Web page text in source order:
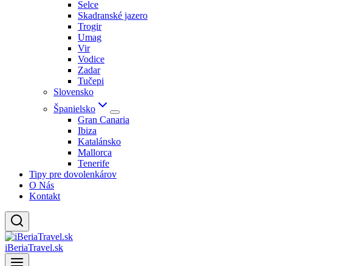
Selce
Skadranské jazero
Trogir
Umag
Vir
Vodice
Zadar
Tučepi
Slovensko
Španielsko
Gran Canaria
Ibiza
Katalánsko
Mallorca
Tenerife
Tipy pre dovolenkárov
O Nás
Kontakt
iBeriaTravel.sk